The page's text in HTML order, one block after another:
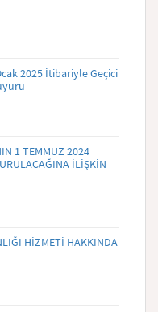
2025 İtibariyle Geçici
1 TEMMUZ 2024
İLİŞKİN
HİZMETİ HAKKINDA